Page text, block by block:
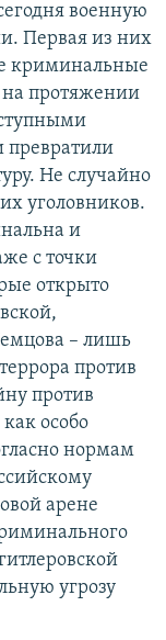
военную
Первая из них
криминальные
на протяжении
Не случайно
уголовников.
и
с точки
открыто
– лишь
против
против
особо
нормам
арене
угрозу